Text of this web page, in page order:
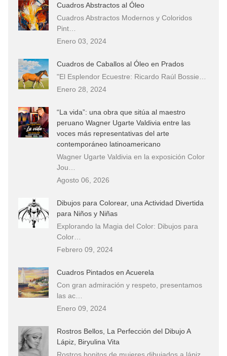
Cuadros Abstractos al Óleo
Cuadros Abstractos Modernos y Coloridos
Pint…
Enero 03, 2024
Cuadros de Caballos al Óleo en Prados
"El Esplendor Ecuestre: Ricardo Raúl Bossie…
Enero 28, 2024
“La vida”: una obra que sitúa al maestro
peruano Wagner Ugarte Valdivia entre las
voces más representativas del arte
contemporáneo latinoamericano
Wagner Ugarte Valdivia en la exposición Color
Jou…
Agosto 06, 2026
Dibujos para Colorear, una Actividad Divertida
para Niños y Niñas
Explorando la Magia del Color: Dibujos para
Color…
Febrero 09, 2024
Cuadros Pintados en Acuerela
Con gran admiración y respeto, presentamos
las ac…
Enero 09, 2024
Rostros Bellos, La Perfección del Dibujo A
Lápiz, Biryulina Vita
Rostros bonitos de mujeres dibujados a lápiz